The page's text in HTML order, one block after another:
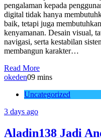
pengalaman kepada
digital tidak hanya
baik, tetapi juga
kenyamanan. Desain visual,
navigasi, serta kestabilan
membangun karakter…
Read More
okeden09 mins
Uncategorized
3 days ago
Aladin138 Jadi